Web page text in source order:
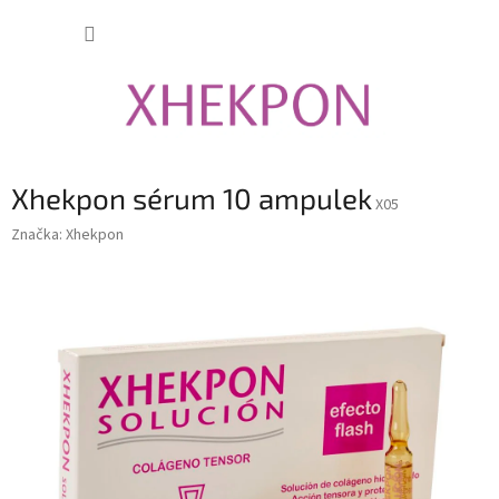
Xhekpon sérum 10 ampulek X05
Značka: Xhekpon